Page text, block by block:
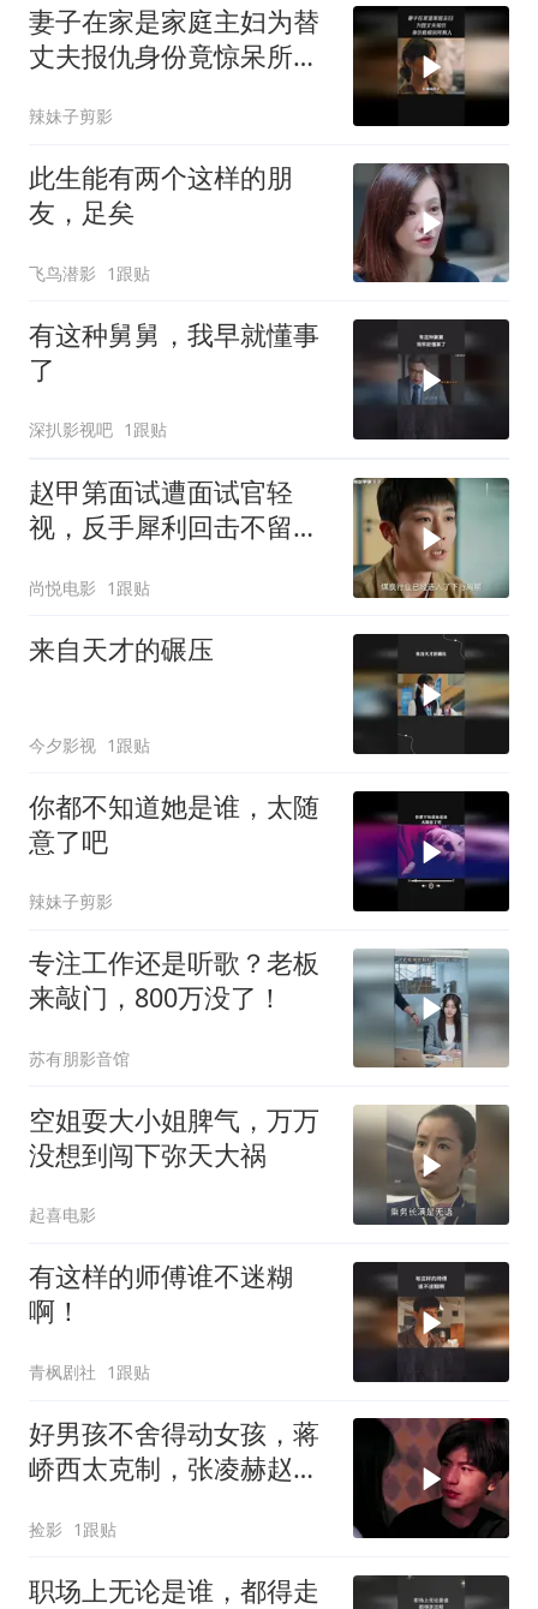
妻子在家是家庭主妇为替
丈夫报仇身份竟惊呆所有
辣妹子剪影
此生能有两个这样的朋
友，足矣
飞鸟潜影 1跟贴
有这种舅舅，我早就懂事
了
深扒影视吧 1跟贴
赵甲第面试遭面试官轻
视，反手犀利回击不留情
言
尚悦电影 1跟贴
来自天才的碾压
今夕影视 1跟贴
你都不知道她是谁，太随
意了吧
辣妹子剪影
专注工作还是听歌？老板
来敲门，800万没了！
苏有朋影音馆
空姐耍大小姐脾气，万万
没想到闯下弥天大祸
起喜电影
有这样的师傅谁不迷糊
啊！
青枫剧社 1跟贴
好男孩不舍得动女孩，蒋
峤西太克制，张凌赫赵今
捡影 1跟贴
职场上无论是谁，都得走